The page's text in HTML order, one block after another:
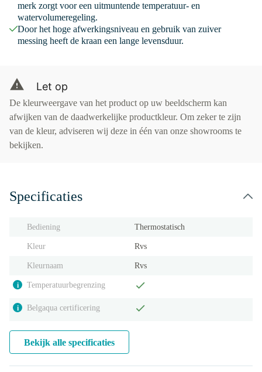
merk zorgt voor een uitmuntende temperatuur- en
watervolumeregeling.
Door het hoge afwerkingsniveau en gebruik van zuiver
messing heeft de kraan een lange levensduur.
Let op
De kleurweergave van het product op uw beeldscherm kan
afwijken van de daadwerkelijke productkleur. Om zeker te zijn
van de kleur, adviseren wij deze in één van onze showrooms te
bekijken.
Specificaties
Bediening Thermostatisch
Kleur Rvs
Kleurnaam Rvs
i Temperatuurbegrenzing
i Belgaqua certificering
Bekijk alle specificaties